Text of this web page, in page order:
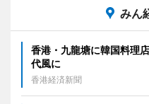
みん
香港・九龍塘に韓国料理
代風に
香港経済新聞